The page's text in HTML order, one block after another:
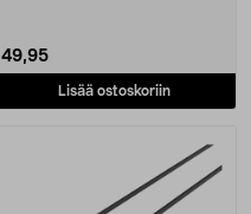
49,95
Lisää ostoskoriin